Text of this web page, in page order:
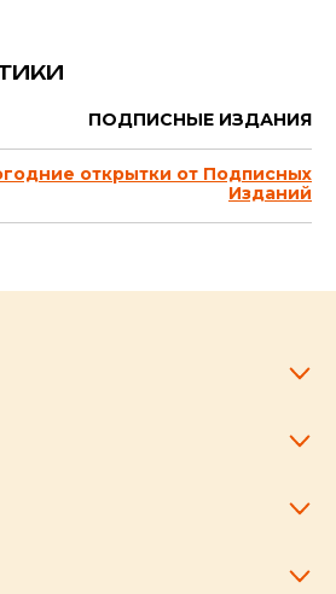
ПОДПИСНЫЕ ИЗДАНИЯ
открытки от Подписных
Изданий